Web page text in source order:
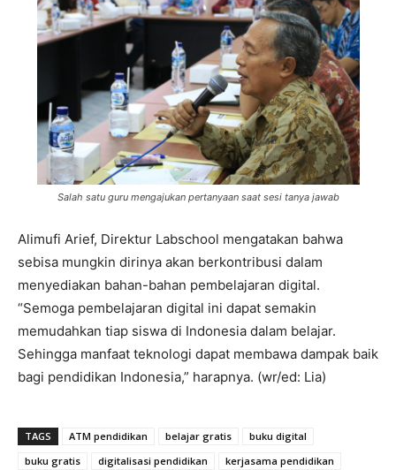
Salah satu guru mengajukan pertanyaan saat sesi tanya jawab
Alimufi Arief, Direktur Labschool mengatakan bahwa
sebisa mungkin dirinya akan berkontribusi dalam
menyediakan bahan-bahan pembelajaran digital.
“Semoga pembelajaran digital ini dapat semakin
memudahkan tiap siswa di Indonesia dalam belajar.
Sehingga manfaat teknologi dapat membawa dampak baik
bagi pendidikan Indonesia,” harapnya. (wr/ed: Lia)
TAGS ATM pendidikan belajar gratis
buku digital
buku gratis
digitalisasi pendidikan
kerjasama pendidikan